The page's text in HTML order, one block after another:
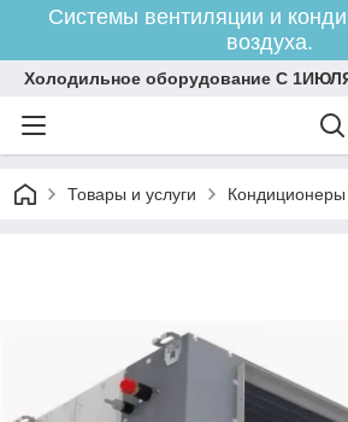
Системы вентиляции и
воздуха.
Холодильное оборудование С
Товары и услуги Кондиционеры